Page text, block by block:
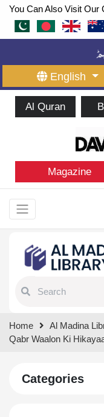
You Can Also Visit Our
English
Al Quran
Magazine
results.
Home
Al Madina
Qabr Waalon Ki
Categories